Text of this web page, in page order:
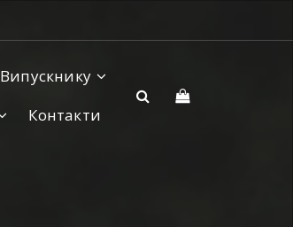
Випускнику
Контакти